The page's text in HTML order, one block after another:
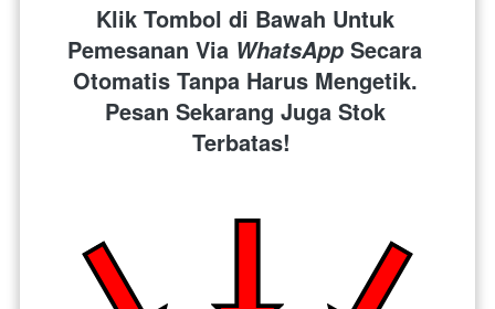
Klik Tombol di Bawah Untuk
Pemesanan Via WhatsApp Secara
Otomatis Tanpa Harus Mengetik.
Pesan Sekarang Juga Stok
Terbatas!